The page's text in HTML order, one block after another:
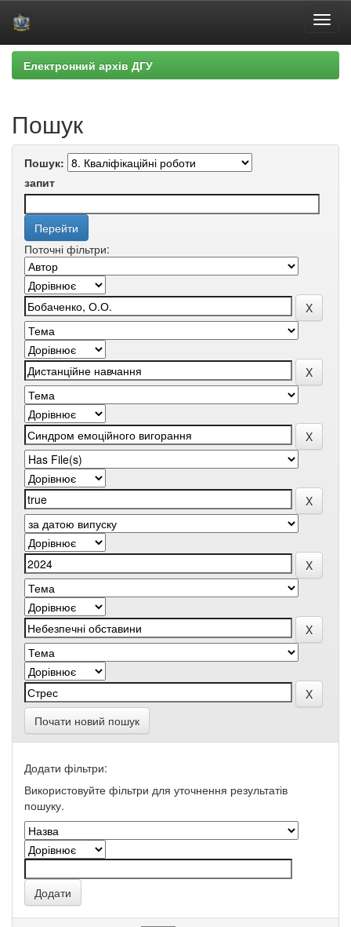
Skip
navigation
Електронний архів ДГУ
Пошук
Пошук:
запит
Поточні фільтри:
Почати новий пошук
Додати фільтри:
Використовуйте фільтри для уточнення результатів
пошуку.